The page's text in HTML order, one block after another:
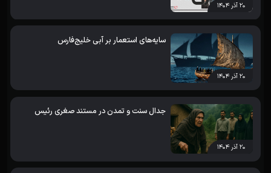
۲۰ آذر ۱۴۰۴
۲۰ آذر ۱۴۰۴
سایه‌های استعمار بر آبی خلیج‌فارس
۲۰ آذر ۱۴۰۴
جدال سنت و تمدن در مستند صغری رئیس